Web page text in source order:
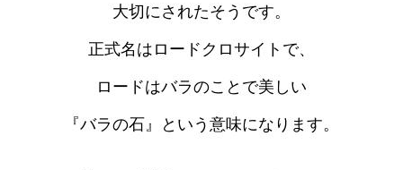
大切にされたそうです。
正式名はロードクロサイトで、
ロードはバラのことで美しい
『バラの石』という意味になります。